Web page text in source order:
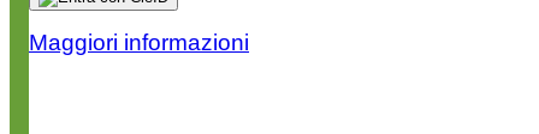
Maggiori informazioni